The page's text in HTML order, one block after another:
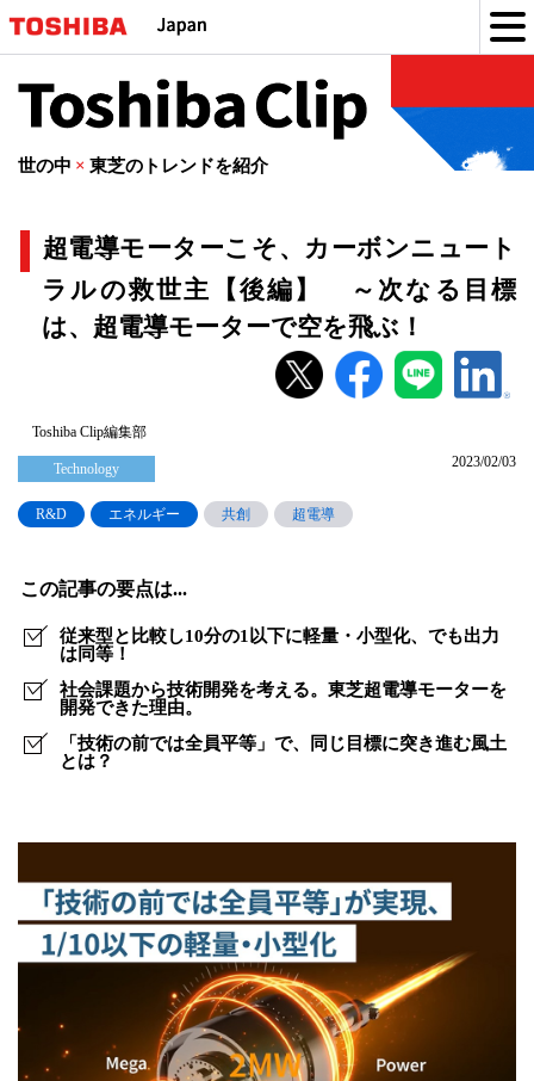
Toshiba
Clip
世の中 × 東芝のトレンドを紹介
超電導モーターこそ、カーボンニュート
ラルの救世主【後編】 ～次なる目標
は、超電導モーターで空を飛ぶ！
導
モ
ー
ー
こ
そ、
カ
ー
ボ
ニ
ュ
ー
ト
ル
の
2023/02/03
Toshiba Clip編集部
Technology
R&D エネルギー 共創 超電導
この記事の要点は...
従来型と比較し10分の1以下に軽量・小型化、でも出力
は同等！
社会課題から技術開発を考える。東芝超電導モーターを
開発できた理由。
「技術の前では全員平等」で、同じ目標に突き進む風土
とは？